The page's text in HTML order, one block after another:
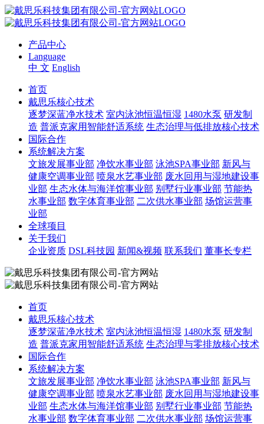
产品中心
Language
中 文 English
首页
戴思乐核心技术
逐梦深蓝净水技术 室内泳池恒温恒湿 1480水泵 研发制
造 普派克家用智能舒适系统 生态治理与低排放核心技术
国际合作
系统解决方案
文旅发展事业部 净饮水事业部 泳池SPA事业部 新风与
健康空调事业部 喷泉水艺事业部 废水回用与湿地建设事
业部 生态水体与海洋馆事业部 别墅行业事业部 节能热
水事业部 数字体育事业部 二次供水事业部 场馆运营事
业部
全球项目
关于我们
企业资质 DSL科技园 新闻&视频 联系我们 董事长专栏
首页
戴思乐核心技术
逐梦深蓝净水技术 室内泳池恒温恒湿 1480水泵 研发制
造 普派克家用智能舒适系统 生态治理与零排放核心技术
国际合作
系统解决方案
文旅发展事业部 净饮水事业部 泳池SPA事业部 新风与
健康空调事业部 喷泉水艺事业部 废水回用与湿地建设事
业部 生态水体与海洋馆事业部 别墅行业事业部 节能热
水事业部 数字体育事业部 二次供水事业部 场馆运营事